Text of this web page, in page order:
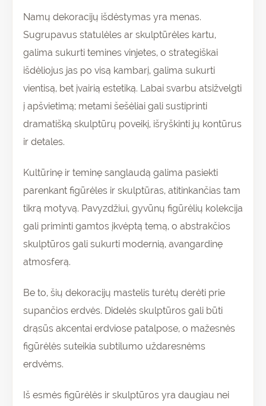
Namų dekoracijų išdėstymas yra menas.
Sugrupavus statulėles ar skulptūrėles kartu,
galima sukurti temines vinjetes, o strategiškai
išdėliojus jas po visą kambarį, galima sukurti
vientisą, bet įvairią estetiką. Labai svarbu atsižvelgti
į apšvietimą; metami šešėliai gali sustiprinti
dramatišką skulptūrų poveikį, išryškinti jų kontūrus
ir detales.
Kultūrinę ir teminę sanglaudą galima pasiekti
parenkant figūrėles ir skulptūras, atitinkančias tam
tikrą motyvą. Pavyzdžiui, gyvūnų figūrėlių kolekcija
gali priminti gamtos įkvėptą temą, o abstrakčios
skulptūros gali sukurti modernią, avangardinę
atmosferą.
Be to, šių dekoracijų mastelis turėtų derėti prie
supančios erdvės. Didelės skulptūros gali būti
drąsūs akcentai erdviose patalpose, o mažesnės
figūrėlės suteikia subtilumo uždaresnėms
erdvėms.
Iš esmės figūrėlės ir skulptūros yra daugiau nei
Prenumeruokite
ir gaukite15% nuolaidąpirmam
pirkinių krepšeliui!
PRENUMERUOTI